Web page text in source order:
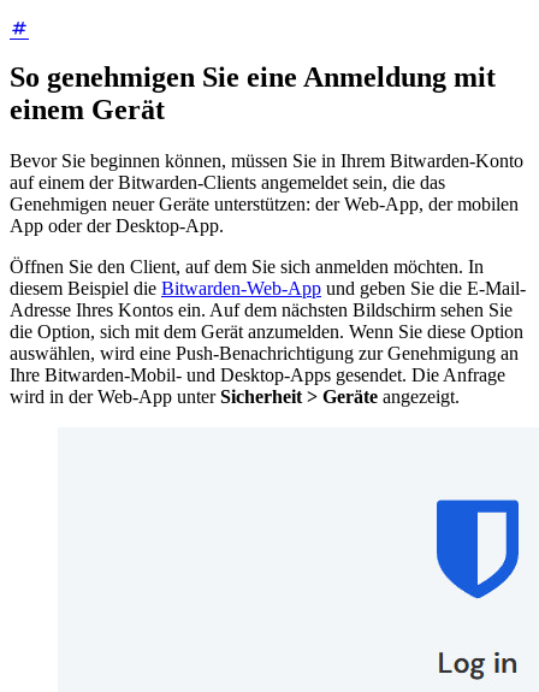
So genehmigen Sie eine Anmeldung mit
einem Gerät
Bevor Sie beginnen können, müssen Sie in Ihrem Bitwarden-Konto
auf einem der Bitwarden-Clients angemeldet sein, die das
Genehmigen neuer Geräte unterstützen: der Web-App, der mobilen
App oder der Desktop-App.
Öffnen Sie den Client, auf dem Sie sich anmelden möchten. In
diesem Beispiel die Bitwarden-Web-App und geben Sie die E-Mail-
Adresse Ihres Kontos ein. Auf dem nächsten Bildschirm sehen Sie
die Option, sich mit dem Gerät anzumelden. Wenn Sie diese Option
auswählen, wird eine Push-Benachrichtigung zur Genehmigung an
Ihre Bitwarden-Mobil- und Desktop-Apps gesendet. Die Anfrage
wird in der Web-App unterSicherheit > Geräte angezeigt.